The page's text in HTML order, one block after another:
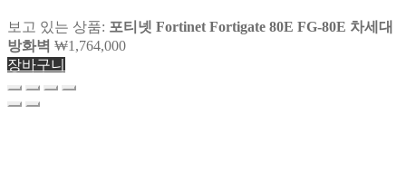
보고 있는 상품: 포티넷 Fortinet Fortigate 80E FG-80E 차세대
방화벽 ₩1,764,000
장바구니